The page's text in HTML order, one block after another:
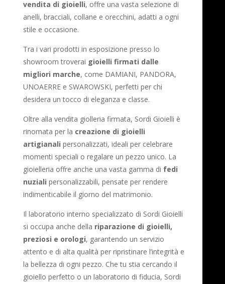
vendita di gioielli, offre una vasta selezione di
anelli, bracciali, collane e orecchini, adatti a ogni
stile e occasione.
Tra i vari prodotti in esposizione presso lo
showroom troverai gioielli firmati dalle
migliori marche, come DAMIANI, PANDORA,
UNOAERRE e SWAROWSKI, perfetti per chi
desidera un tocco di eleganza e classe.
Oltre alla vendita giolleria firmata, Sordi Gioielli è
rinomata per la creazione di gioielli
artigianali personalizzati, ideali per celebrare
momenti speciali o regalare un pezzo unico. La
gioielleria offre anche una vasta gamma di fedi
nuziali personalizzabili, pensate per rendere
indimenticabile il giorno del matrimonio.
Il laboratorio interno specializzato di Sordi Gioielli
si occupa anche della riparazione di gioielli,
preziosi e orologi, garantendo un servizio
attento e di alta qualità per ripristinare l’integrità e
la bellezza di ogni pezzo. Che tu stia cercando il
gioiello perfetto o un laboratorio di fiducia, Sordi